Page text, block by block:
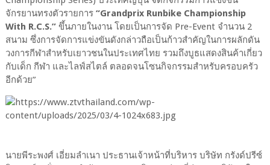
จักรยานทรงตัวรายการ “Grandprix Runbike Championship
With R.C.S.”ขึ้นภายในงาน โดยเป็นการจัด Pre-Event จำนวน 2
สนาม ซึ่งการจัดการแข่งขันดังกล่าวถือเป็นก้าวสำคัญในการผลักดัน
วงการกีฬาสำหรับเยาวชนในประเทศไทย รวมถึงบูธแสดงสินค้าเกี่ยว
กับเด็ก กีฬา และไลฟ์สไตล์ ตลอดจนโซนกิจกรรมสำหรับครอบครัว
อีกด้วย”
นายพีระพงศ์ เอี่ยมลำเนา ประธานเจ้าหน้าที่บริหาร บริษัท กรังด์ปรีซ์